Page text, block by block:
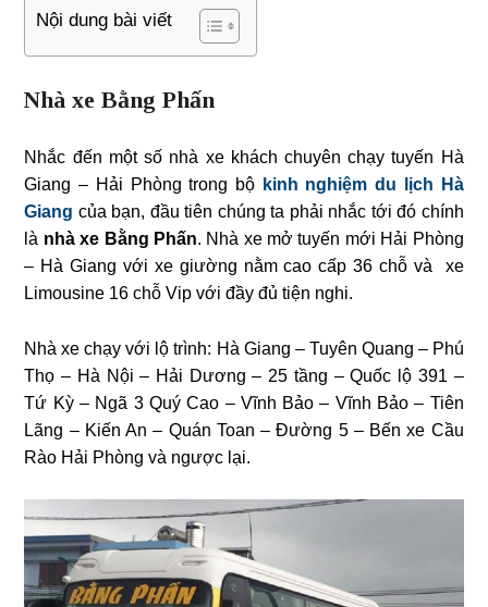
Nội dung bài viết
Nhà xe Bằng Phấn
Nhắc đến một số nhà xe khách chuyên chạy tuyến Hà
Giang – Hải Phòng trong bộ kinh nghiệm du lịch Hà
Giang của bạn, đầu tiên chúng ta phải nhắc tới đó chính
là nhà xe Bằng Phấn. Nhà xe mở tuyến mới Hải Phòng
– Hà Giang với xe giường nằm cao cấp 36 chỗ và xe
Limousine 16 chỗ Vip với đầy đủ tiện nghi.
Nhà xe chạy với lộ trình: Hà Giang – Tuyên Quang – Phú
Thọ – Hà Nội – Hải Dương – 25 tầng – Quốc lộ 391 –
Tứ Kỳ – Ngã 3 Quý Cao – Vĩnh Bảo – Vĩnh Bảo – Tiên
Lãng – Kiến An – Quán Toan – Đường 5 – Bến xe Cầu
Rào Hải Phòng và ngược lại.